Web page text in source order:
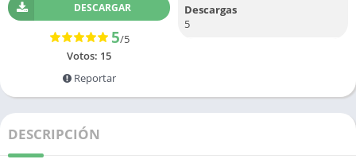
DESCARGAR
5/5
Votos: 15
Reportar
Descargas
5
DESCRIPCIÓN